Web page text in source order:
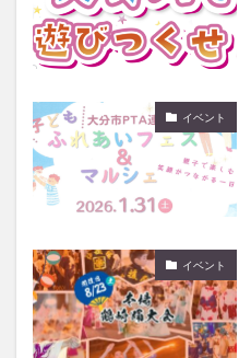
イベント
イベント